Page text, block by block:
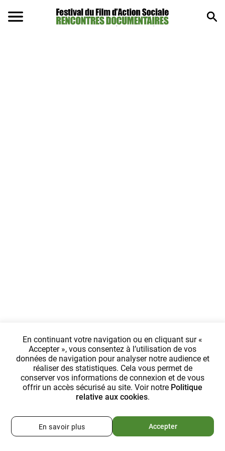
En continuant votre navigation ou en cliquant sur «
Accepter », vous consentez à l’utilisation de vos
données de navigation pour analyser notre audience et
réaliser des statistiques. Cela vous permet de
conserver vos informations de connexion et de vous
offrir un accès sécurisé au site. Voir notre Politique
relative aux cookies.
Accepter
En savoir plus